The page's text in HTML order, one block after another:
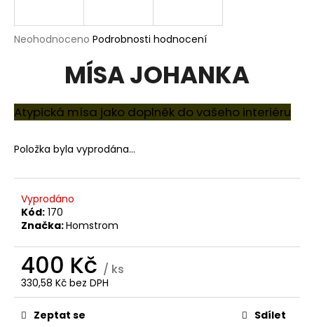
Průměrné
z
5
Neohodnoceno Podrobnosti hodnocení
MÍSA JOHANKA
Atypická mísa jako doplněk do vašeho interiéru
Položka byla vyprodána…
Vyprodáno
Kód: 170
Značka:Homstrom
400 Kč / ks
330,58 Kč bez DPH
Měrná
cena:Zeptat se Sdílet
j
D
o
u
č